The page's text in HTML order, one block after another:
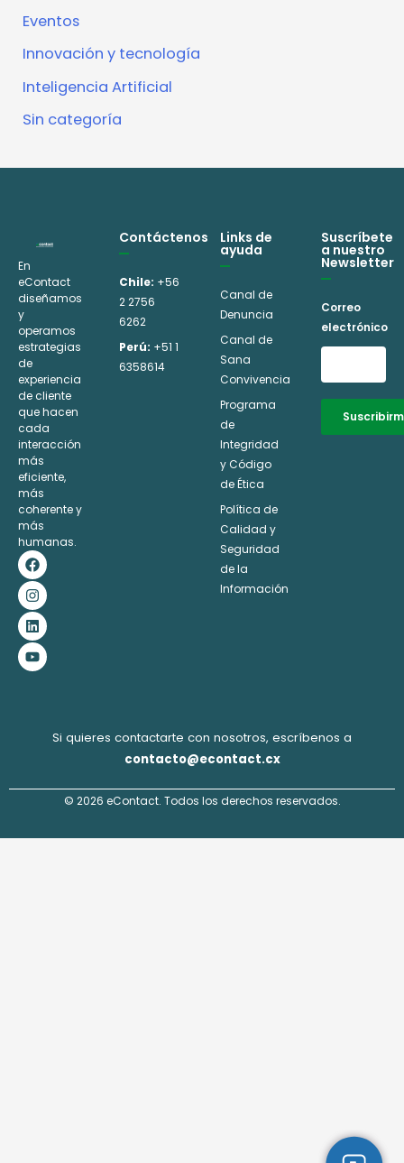
Eventos
Innovación y tecnología
Inteligencia Artificial
Sin categoría
En
eContact
diseñamos
y
operamos
estrategias
de
experiencia
de cliente
que hacen
cada
interacción
más
eficiente,
más
coherente y
más
humanas.
F
a
c
e
b
o
o
k
I
n
s
t
a
g
r
a
m
L
i
n
k
e
d
i
n
Y
o
u
t
u
b
e
Contáctenos
Chile: +56
2 2756
6262
Perú: +51 1
6358614
Links de
ayuda
Canal de
Denuncia
Canal de
Sana
Convivencia
Programa
de
Integridad
y Código
de Ética
Política de
Calidad y
Seguridad
de la
Información
Suscríbete
a nuestro
Newsletter
Correo
electrónico
Si quieres contactarte con nosotros, escríbenos a
contacto@econtact.cx
© 2026 eContact. Todos los derechos reservados.